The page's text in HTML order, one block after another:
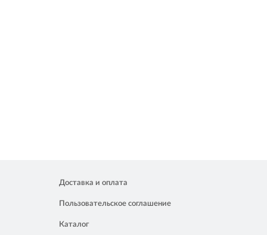
Доставка и оплата
Пользовательское соглашение
Каталог